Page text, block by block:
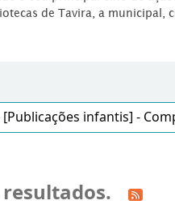
de Tavira, a municipal,